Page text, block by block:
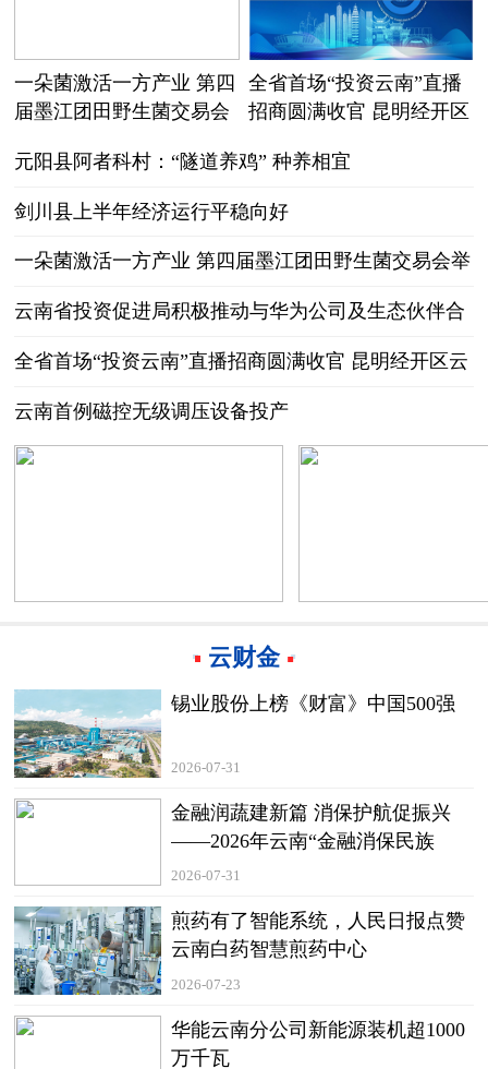
一朵菌激活一方产业 第四
届墨江团田野生菌交易会
全省首场“投资云南”直播
招商圆满收官 昆明经开区
赛道
元阳县阿者科村：“隧道养鸡” 种养相宜
剑川县上半年经济运行平稳向好
一朵菌激活一方产业 第四届墨江团田野生菌交易会举
行
云南省投资促进局积极推动与华为公司及生态伙伴合
作交流
全省首场“投资云南”直播招商圆满收官 昆明经开区云
端赋能开拓招商引资新赛道
云南首例磁控无级调压设备投产
云财金
锡业股份上榜《财富》中国500强
2026-07-31
金融润蔬建新篇 消保护航促振兴
——2026年云南“金融消保民族
行”曲靖站活动圆满收官
2026-07-31
煎药有了智能系统，人民日报点赞
云南白药智慧煎药中心
2026-07-23
华能云南分公司新能源装机超1000
万千瓦